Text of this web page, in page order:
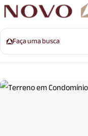
Faça uma busca